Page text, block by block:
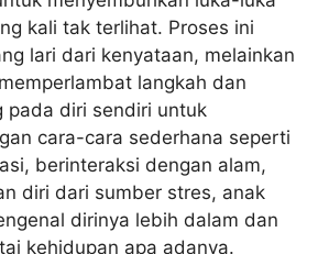
kali tak terlihat. Proses ini
lari dari kenyataan, melainkan
langkah dan
pada diri sendiri untuk
cara-cara sederhana seperti
berinteraksi dengan alam,
diri dari sumber stres, anak
dirinya lebih dalam dan
kehidupan apa adanya.